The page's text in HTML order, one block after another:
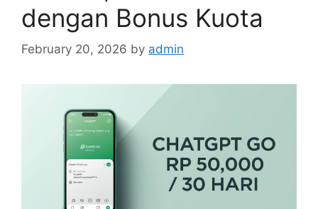
dengan Bonus Kuota
February 20, 2026 by admin